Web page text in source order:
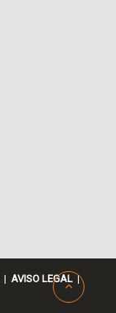
| AVISO LEGAL |